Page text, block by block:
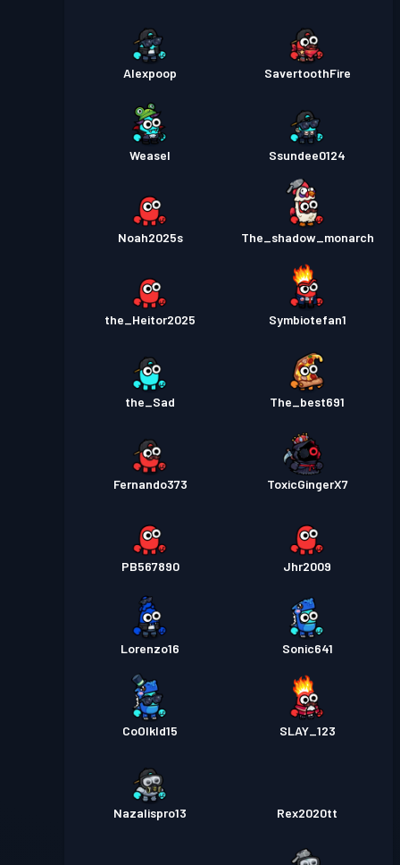
Alexpoop SavertoothFire
Weasel Ssundee0124
Noah2025s The_shadow_monarch
the_Heitor2025 Symbiotefan1
the_Sad The_best691
Fernando373 ToxicGingerX7
PB567890 Jhr2009
Lorenzo16 Sonic641
CoOlkId15 SLAY_123
Nazalispro13 Rex2020tt